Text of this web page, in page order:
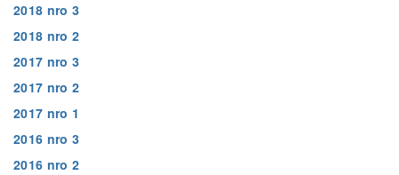
2018 nro 3
2018 nro 2
2017 nro 3
2017 nro 2
2017 nro 1
2016 nro 3
2016 nro 2